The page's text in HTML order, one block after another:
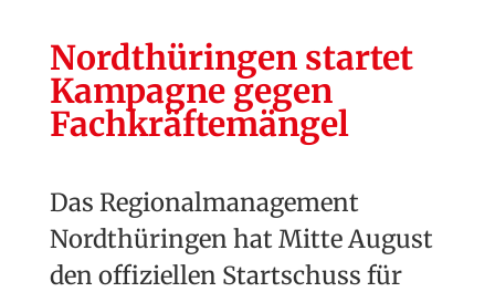
Nordthüringen startet
Kampagne gegen
Fachkräftemängel
Das Regionalmanagement
Nordthüringen hat Mitte August
den offiziellen Startschuss für